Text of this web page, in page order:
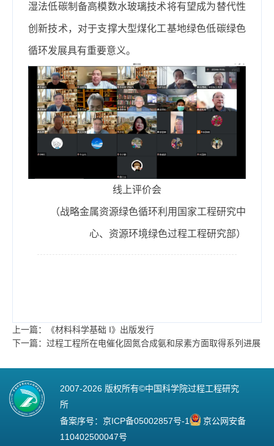
湿法低碳制备高模数水玻璃技术将有望成为替代性
创新技术，对于支撑大型煤化工基地绿色低碳绿色
循环发展具有重要意义。
线上评价会
（战略金属资源绿色循环利用国家工程研究中
心、资源环境绿色过程工程研究部）
上一篇：《材料科学基础 I》出版发行
下一篇：过程工程所在电催化固氮合成氨和尿素方面取得系列进展
2007-2026 版权所有©中国科学院过程工程研究
所
备案序号： 京ICP备05002857号-1
京公网安备
110402500047号